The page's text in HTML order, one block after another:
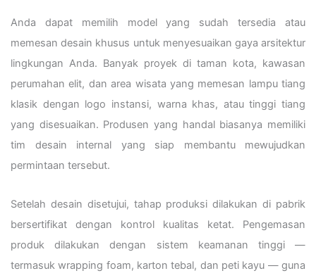
Anda dapat memilih model yang sudah tersedia atau
memesan desain khusus untuk menyesuaikan gaya arsitektur
lingkungan Anda. Banyak proyek di taman kota, kawasan
perumahan elit, dan area wisata yang memesan lampu tiang
klasik dengan logo instansi, warna khas, atau tinggi tiang
yang disesuaikan. Produsen yang handal biasanya memiliki
tim desain internal yang siap membantu mewujudkan
permintaan tersebut.
Setelah desain disetujui, tahap produksi dilakukan di pabrik
bersertifikat dengan kontrol kualitas ketat. Pengemasan
produk dilakukan dengan sistem keamanan tinggi —
termasuk wrapping foam, karton tebal, dan peti kayu — guna